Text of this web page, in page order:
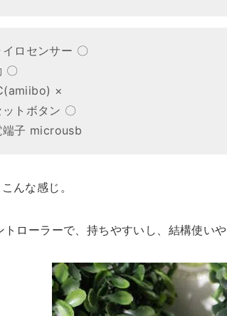
イロセンサー 〇
〇
×
ットボタン 〇
端子 microusb
んな感じ。
トローラーで、持ちやすいし、結構使いや